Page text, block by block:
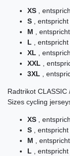
XS ,
S ,
M ,
L ,
XL ,
XXL ,
3XL ,
Radtrikot CLASSIC
Sizes cycling
XS ,
S ,
M ,
L ,